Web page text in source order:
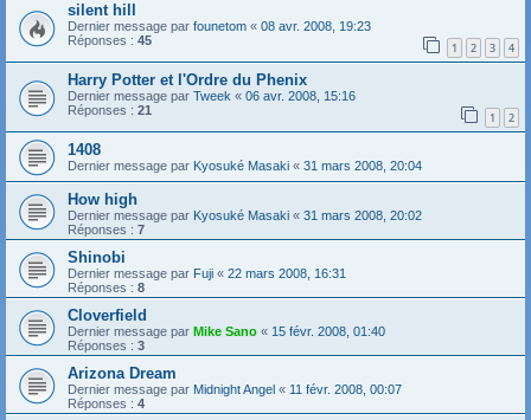
silent hill
Dernier message par founetom « 08 avr. 2008, 19:23
Réponses : 45 1 2 3 4
Harry Potter et l'Ordre du Phenix
Dernier message par Tweek « 06 avr. 2008, 15:16
Réponses : 21 1 2
1408
Dernier message par Kyosuké Masaki « 31 mars 2008, 20:04
How high
Dernier message par Kyosuké Masaki « 31 mars 2008, 20:02
Réponses : 7
Shinobi
Dernier message par Fuji « 22 mars 2008, 16:31
Réponses : 8
Cloverfield
Dernier message par Mike Sano « 15 févr. 2008, 01:40
Réponses : 3
Arizona Dream
Dernier message par Midnight Angel « 11 févr. 2008, 00:07
Réponses : 4